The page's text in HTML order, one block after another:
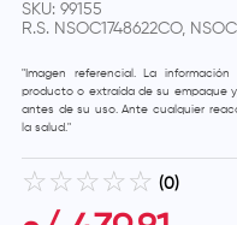
SKU: 99155
R.S. NSOC1748622CO,
"Imagen referencial. La
producto o extraída de su empaque
antes de su uso. Ante cualquier
la salud."
☆ ☆ ☆ ☆ ☆ (0)